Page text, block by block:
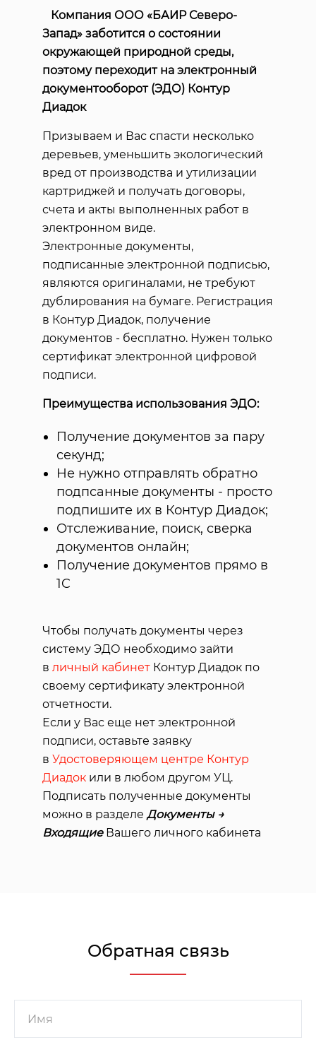
Компания ООО «БАИР Северо-
Запад» заботится о состоянии
окружающей природной среды,
поэтому переходит на электронный
документооборот (ЭДО) Контур
Диадок
Призываем и Вас спасти несколько
деревьев, уменьшить экологический
вред от производства и утилизации
картриджей и получать договоры,
счета и акты выполненных работ в
электронном виде.
Электронные документы,
подписанные электронной подписью,
являются оригиналами, не требуют
дублирования на бумаге. Регистрация
в Контур Диадок, получение
документов - бесплатно. Нужен только
сертификат электронной цифровой
подписи.
Преимущества использования ЭДО:
Получение документов за пару
секунд;
Не нужно отправлять обратно
подпсанные документы - просто
подпишите их в Контур Диадок;
Отслеживание, поиск, сверка
документов онлайн;
Получение документов прямо в
1C
Чтобы получать документы через
систему ЭДО необходимо зайти
в личный кабинет Контур Диадок по
своему сертификату электронной
отчетности.
Если у Вас еще нет электронной
подписи, оставьте заявку
в Удостоверяющем центре Контур
Диадок или в любом другом УЦ.
Подписать полученные документы
можно в разделе Документы →
Входящие Вашего личного кабинета
Обратная связь